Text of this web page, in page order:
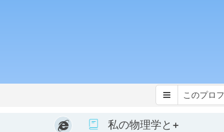
このプロ
私の物理学と+